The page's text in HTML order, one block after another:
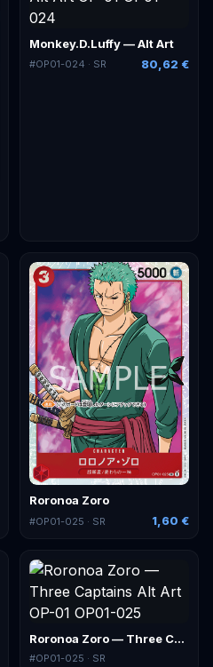
Monkey.D.Luffy — Alt Art
#OP01-024 · SR 80,62 €
Roronoa Zoro
#OP01-025 · SR 1,60 €
Roronoa Zoro — Three Captains Alt Art
#OP01-025 · SR